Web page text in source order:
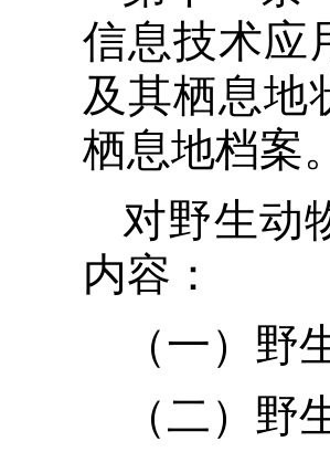
信息技术应
及其栖息地
栖息地档案。
对野生动
内容：
（一）
（二）